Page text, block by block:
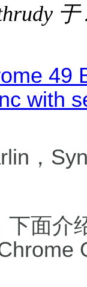
于
49
with
，
下面